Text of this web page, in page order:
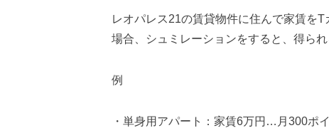
レオパレス21の賃貸物件に住んで家賃を
場合、シュミレーションをすると、得ら
例
・単身用アパート：家賃6万円…月300ポ